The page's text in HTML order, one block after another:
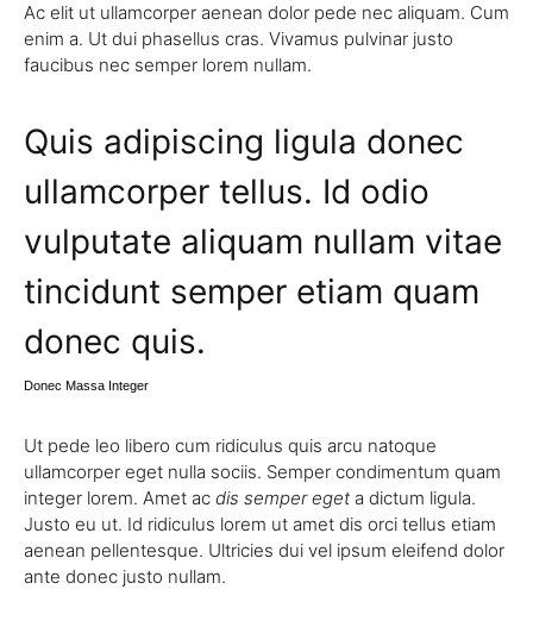
Ac elit ut ullamcorper aenean dolor pede nec aliquam. Cum
enim a. Ut dui phasellus cras. Vivamus pulvinar justo
faucibus nec semper lorem nullam.
Quis adipiscing ligula donec
ullamcorper tellus. Id odio
vulputate aliquam nullam vitae
tincidunt semper etiam quam
donec quis.
Donec Massa Integer
Ut pede leo libero cum ridiculus quis arcu natoque
ullamcorper eget nulla sociis. Semper condimentum quam
integer lorem. Amet ac dis semper eget a dictum ligula.
Justo eu ut. Id ridiculus lorem ut amet dis orci tellus etiam
aenean pellentesque. Ultricies dui vel ipsum eleifend dolor
ante donec justo nullam.